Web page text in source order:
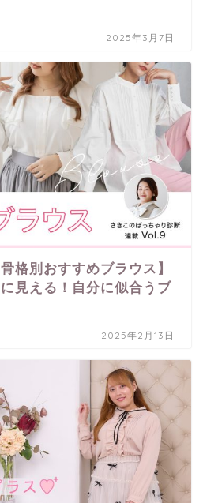
2025年3月7日
格別おすすめブラウス】
見える！自分に似合うブ
2025年2月13日